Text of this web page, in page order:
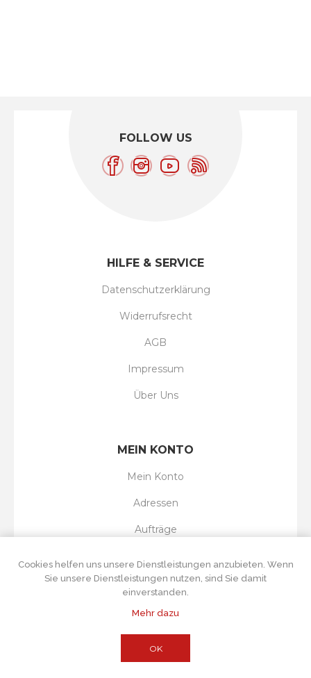
FOLLOW US
HILFE & SERVICE
Datenschutzerklärung
Widerrufsrecht
AGB
Impressum
Über Uns
MEIN KONTO
Mein Konto
Adressen
Aufträge
Cookies helfen uns unsere Dienstleistungen anzubieten. Wenn
Sie unsere Dienstleistungen nutzen, sind Sie damit
einverstanden.
Mehr dazu
OK